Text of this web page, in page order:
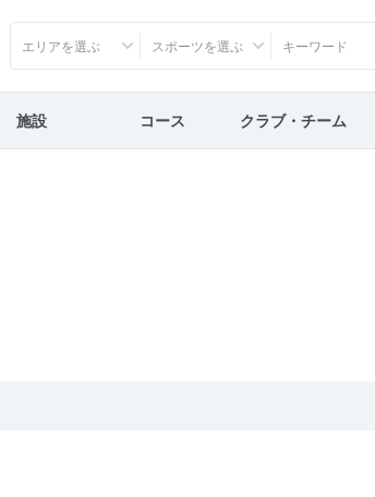
エリアを選ぶ スポーツを選ぶ
施設 コース クラブ・チーム